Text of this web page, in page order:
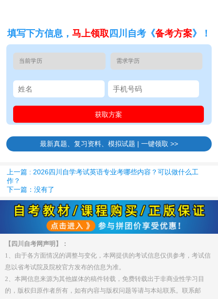
填写下方信息， 马上领取 四川自考《备考方案》！
最新真题、复习资料、模拟试题 | 一键领取 >>
上一篇 : 2026四川自学考试英语专业考哪些内容？可以做什么工
作？
下一篇：没有了
【四川自考网声明】：
1、由于各方面情况的调整与变化，本网提供的考试信息仅供参考，考试信
息以省考试院及院校官方发布的信息为准。
2、本网信息来源为其他媒体的稿件转载，免费转载出于非商业性学习目
的，版权归原作者所有，如有内容与版权问题等请与本站联系。联系邮